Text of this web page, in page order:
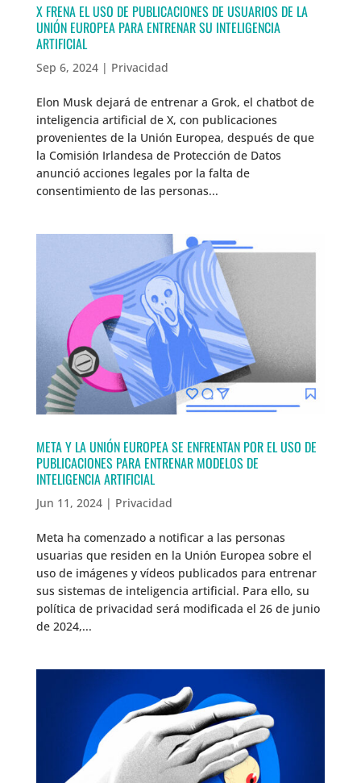
X FRENA EL USO DE PUBLICACIONES DE USUARIOS DE LA
UNIÓN EUROPEA PARA ENTRENAR SU INTELIGENCIA
ARTIFICIAL
Sep 6, 2024| Privacidad
Elon Musk dejará de entrenar a Grok, el chatbot de
inteligencia artificial de X, con publicaciones
provenientes de la Unión Europea, después de que
la Comisión Irlandesa de Protección de Datos
anunció acciones legales por la falta de
consentimiento de las personas...
META Y LA UNIÓN EUROPEA SE ENFRENTAN POR EL USO DE
PUBLICACIONES PARA ENTRENAR MODELOS DE
INTELIGENCIA ARTIFICIAL
Jun 11, 2024| Privacidad
Meta ha comenzado a notificar a las personas
usuarias que residen en la Unión Europea sobre el
uso de imágenes y vídeos publicados para entrenar
sus sistemas de inteligencia artificial. Para ello, su
política de privacidad será modificada el 26 de junio
de 2024,...